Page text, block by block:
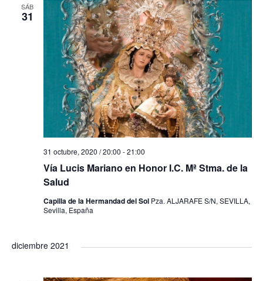
SÁB
31
Vía Lucis Mariano en Honor I.C. Mª Stma. de la
Salud
31 octubre, 2020 / 20:00 -21:00
Capilla de la Hermandad del Sol Pza. ALJARAFE S/N, SEVILLA,
Sevilla, España
diciembre 2021